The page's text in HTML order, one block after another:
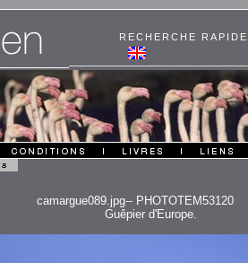
RECHERCHE RAPIDE
camargue089.jpg-- PHOTOTEM53120
Guêpier d'Europe.